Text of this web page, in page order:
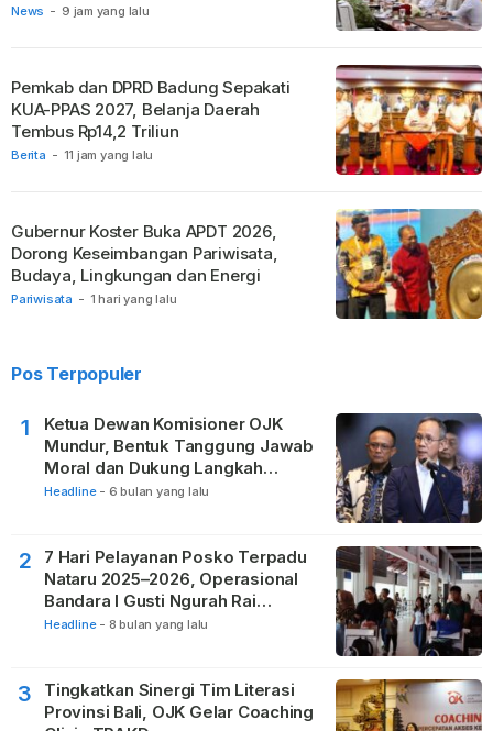
News - 9 jam yang lalu
Berita - 11 jam yang lalu
Pemkab dan DPRD Badung Sepakati
KUA-PPAS 2027, Belanja Daerah
Tembus Rp14,2 Triliun
Pariwisata - 1 hari yang lalu
Gubernur Koster Buka APDT 2026,
Dorong Keseimbangan Pariwisata,
Budaya, Lingkungan dan Energi
Pos Terpopuler
1
Ketua Dewan Komisioner OJK
Mundur, Bentuk Tanggung Jawab
Moral dan Dukung Langkah
Pemulihan
Headline - 6 bulan yang lalu
2
7 Hari Pelayanan Posko Terpadu
Nataru 2025–2026, Operasional
Bandara I Gusti Ngurah Rai
Berjalan Lancar
Headline - 8 bulan yang lalu
3
Tingkatkan Sinergi Tim Literasi
Provinsi Bali, OJK Gelar Coaching